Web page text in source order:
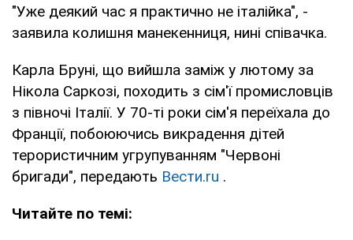
"Уже деякий час я практично не італійка", -
заявила колишня манекенниця, нині співачка.
Карла Бруні, що вийшла заміж у лютому за
Нікола Саркозі, походить з сім'ї промисловців
з півночі Італії. У 70-ті роки сім'я переїхала до
Франції, побоюючись викрадення дітей
терористичним угрупуванням "Червоні
бригади", передають Вести.ru .
Читайте по темі: